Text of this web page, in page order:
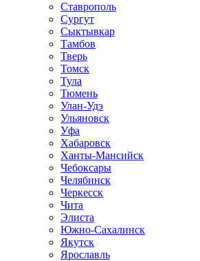
Ставрополь
Сургут
Сыктывкар
Тамбов
Тверь
Томск
Тула
Тюмень
Улан-Удэ
Ульяновск
Уфа
Хабаровск
Ханты-Мансийск
Чебоксары
Челябинск
Черкесск
Чита
Элиста
Южно-Сахалинск
Якутск
Ярославль